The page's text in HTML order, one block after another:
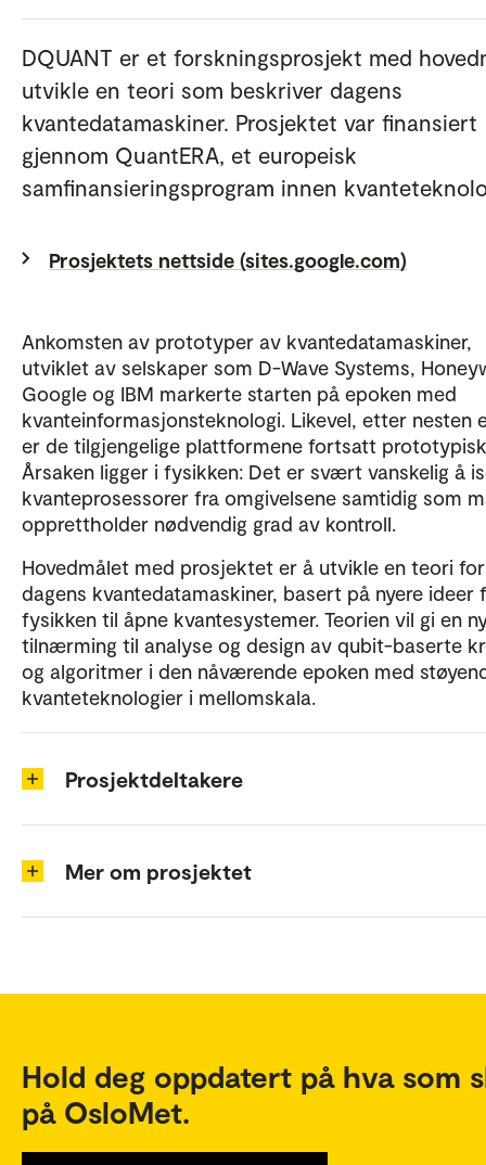
DQUANT er et forskningsprosjekt med
utvikle en teori som beskriver dagens
kvantedatamaskiner. Prosjektet var finansiert
gjennom QuantERA, et europeisk
samfinansieringsprogram innen
Prosjektets nettside (sites.google.com)
Ankomsten av prototyper av kvantedatamaskiner,
utviklet av selskaper som D-Wave Systems,
Google og IBM markerte starten på epoken med
kvanteinformasjonsteknologi. Likevel, etter nesten
er de tilgjengelige plattformene fortsatt
Årsaken ligger i fysikken: Det er svært vanskelig å
kvanteprosessorer fra omgivelsene samtidig som
opprettholder nødvendig grad av kontroll.
Hovedmålet med prosjektet er å utvikle en teori for
dagens kvantedatamaskiner, basert på nyere ideer
fysikken til åpne kvantesystemer. Teorien vil gi en
tilnærming til analyse og design av qubit-baserte
og algoritmer i den nåværende epoken med
kvanteteknologier i mellomskala.
Prosjektdeltakere
Mer om prosjektet
Hold deg oppdatert på hva som
på OsloMet.